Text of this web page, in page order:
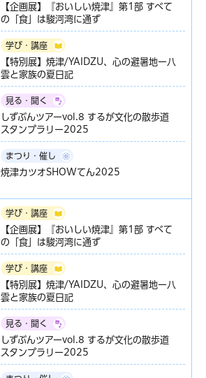
【企画展】『おいしい焼津』第1部 すべて
の「食」は駿河湾に通ず
学び・講座
【特別展】焼津/YAIDZU、心の避暑地ー八
雲と家族の夏日記
見る・聞く
しずぶんツアーvol.8 するが文化の散歩道
スタンプラリー2025
まつり・催し
焼津カツオSHOWてん2025
学び・講座
【企画展】『おいしい焼津』第1部 すべて
の「食」は駿河湾に通ず
学び・講座
【特別展】焼津/YAIDZU、心の避暑地ー八
雲と家族の夏日記
見る・聞く
しずぶんツアーvol.8 するが文化の散歩道
スタンプラリー2025